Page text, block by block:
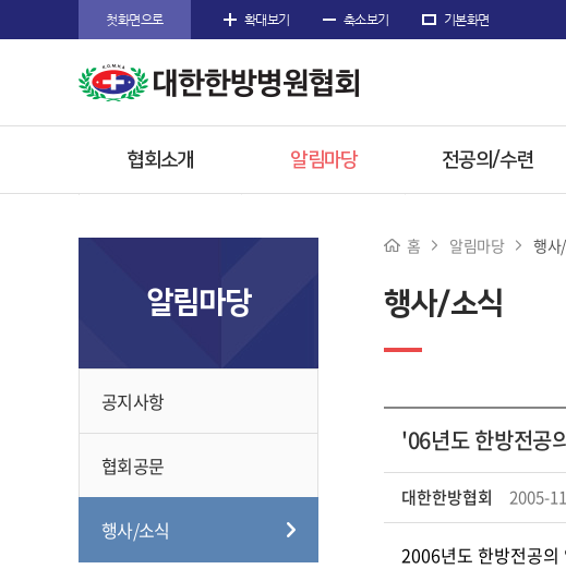
첫화면으로 확대보기 축소보기 기본화면
협회소개
인사말
임원소개
알림마당
공지사항
전공의/수련
공지사항
참고자료
알림마당
공지사항
협회공문
행사/소식
홈 알림마당 행사
행사/소식
'06년도 한방전공
대한한방협회 2005-
2006년도 한방전공의